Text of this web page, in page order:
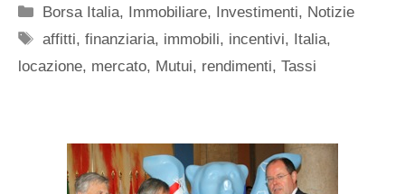
Categorie
Borsa Italia, Immobiliare, Investimenti, Notizie
Tag
affitti,finanziaria, immobili, incentivi, Italia,
locazione, mercato, Mutui, rendimenti, Tassi